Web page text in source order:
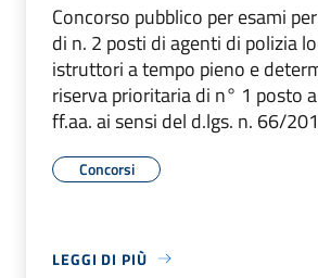
Concorso pubblico per esami
di n. 2 posti di agenti di polizia
istruttori a tempo pieno e
riserva prioritaria di n° 1 posto
ff.aa. ai sensi del d.lgs. n. 66/
Concorsi
LEGGI DI PIÙ